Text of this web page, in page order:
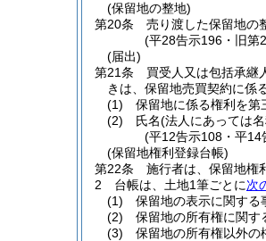
(保留地の整地)
第20条
売り渡した保留地の
(平28告示196・旧第
(届出)
第21条
買受人又は包括承継
きは、保留地売買契約に係
(1)
保留地に係る権利を第
(2)
氏名(法人にあっては
(平12告示108・平14
(保留地権利登録台帳)
第22条
施行者は、保留地権
2
台帳は、土地1筆ごとに次
(1)
保留地の表示に関する
(2)
保留地の所有権に関す
(3)
保留地の所有権以外の